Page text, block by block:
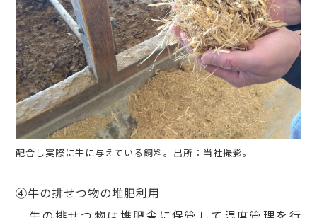
配合し実際に牛に与えている飼料。出所：当社撮影。
④牛の排せつ物の堆肥利用